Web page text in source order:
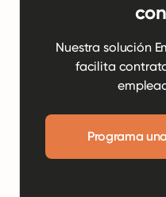
Nuestra solución
facilita
Programa